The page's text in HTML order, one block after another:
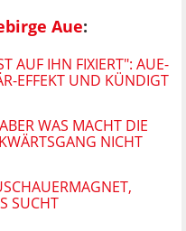
Aue:
AUF IHN FIXIERT": AUE-
EFFEKT UND KÜNDIGT
WAS MACHT DIE D
NICHT A
SUCHT